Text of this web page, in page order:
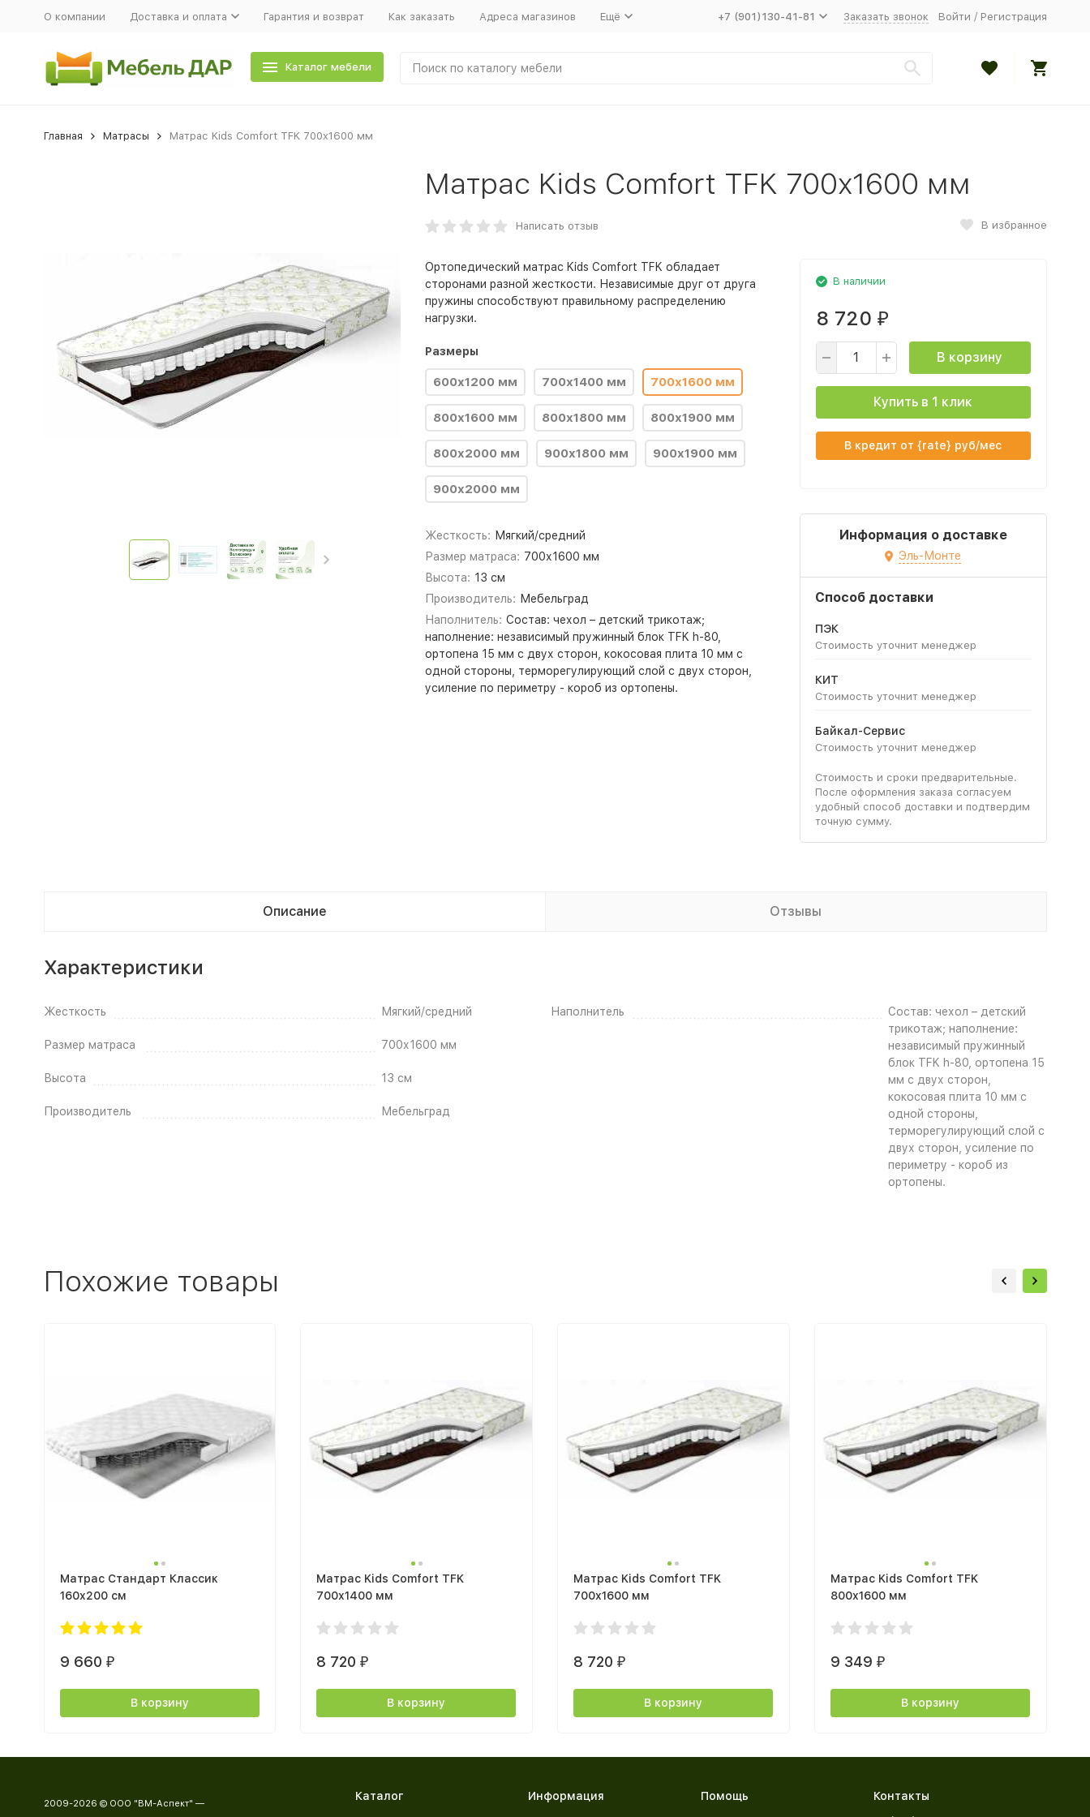
О компании Доставка и оплата Гарантия и возврат Как заказать Адреса магазинов Ещё +7 (901)130-41-81 Заказать звонок Войти / Регистрация
Каталог мебели
Главная Матрасы Матрас Kids Comfort TFK 700x1600 мм
Матрас Kids Comfort TFK 700x1600 мм
Написать отзыв В избранное
Ортопедический матрас Kids Comfort TFK обладает
сторонами разной жесткости. Независимые друг от друга
пружины способствуют правильному распределению
нагрузки.
Размеры
600x1200 мм 700x1400 мм 700x1600 мм
800x1600 мм 800x1800 мм 800x1900 мм
800x2000 мм 900x1800 мм 900x1900 мм
900x2000 мм
Жесткость: Мягкий/средний
Размер матраса: 700х1600 мм
Высота: 13 см
Производитель: Мебельград
Наполнитель: Состав: чехол – детский трикотаж;
наполнение: независимый пружинный блок TFK h-80,
ортопена 15 мм с двух сторон, кокосовая плита 10 мм с
одной стороны, терморегулирующий слой с двух сторон,
усиление по периметру - короб из ортопены.
В наличии
8 720 ₽
В корзину
Купить в 1 клик
В кредит от {rate} руб/мес
Информация о доставке
Эль-Монте
Способ доставки
ПЭК
Стоимость уточнит менеджер
КИТ
Стоимость уточнит менеджер
Байкал-Сервис
Стоимость уточнит менеджер
Стоимость и сроки предварительные.
После оформления заказа согласуем
удобный способ доставки и подтвердим
точную сумму.
Описание Отзывы
Характеристики
Жесткость Мягкий/средний
Размер матраса 700х1600 мм
Высота 13 см
Производитель Мебельград
Наполнитель
Состав: чехол – детский
трикотаж; наполнение:
независимый пружинный
блок TFK h-80, ортопена 15
мм с двух сторон,
кокосовая плита 10 мм с
одной стороны,
терморегулирующий слой с
двух сторон, усиление по
периметру - короб из
ортопены.
Похожие товары
Матрас Стандарт Классик
160x200 см
9 660 ₽
В корзину
Матрас Kids Comfort TFK
700x1400 мм
8 720₽
В корзину
Матрас Kids Comfort TFK
700x1600 мм
8 720 ₽
В корзину
Матрас Kids Comfort TFK
800x1600 мм
9 349 ₽
В корзину
2009-2026 © ООО "ВМ-Аспект" —
Каталог Информация Помощь Контакты